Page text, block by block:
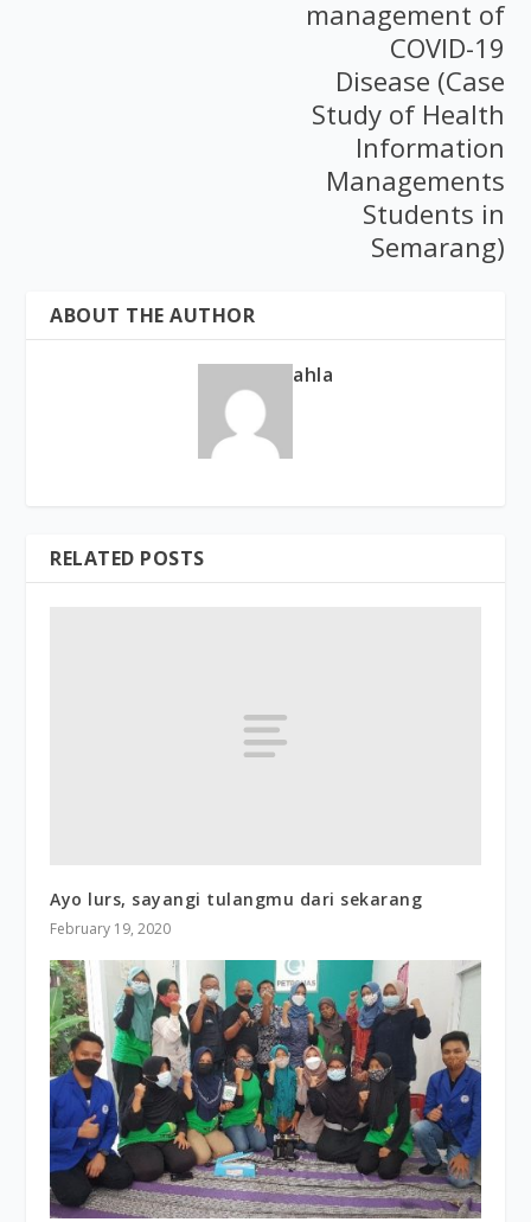
management of
COVID-19
Disease (Case
Study of Health
Information
Managements
Students in
Semarang)
ABOUT THE AUTHOR
ahla
RELATED POSTS
Ayo lurs, sayangi tulangmu dari sekarang
February 19, 2020